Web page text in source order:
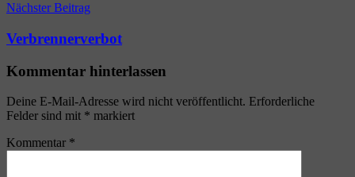
Nächster Beitrag
Verbrennerverbot
Kommentar hinterlassen
Deine E-Mail-Adresse wird nicht veröffentlicht. Erforderliche
Felder sind mit * markiert
Kommentar *